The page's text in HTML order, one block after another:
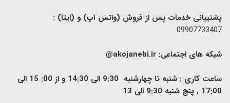
پشتیبانی خدمات پس از فروش (واتس آپ) و (ایتا) :
09907733407
شبکه های اجتماعی: akojanebi.ir@
ساعت کاری : شنبه تا چهارشنبه 9:30 الی 14:30 و از 00: 15 الی
17:00 , پنج شنبه 9:30 الی 13